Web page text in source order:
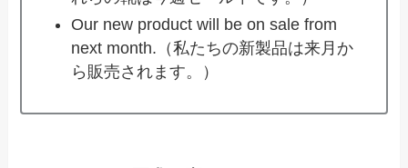
Our new product will be on sale from
next month.（私たちの新製品は来月か
ら販売されます。）